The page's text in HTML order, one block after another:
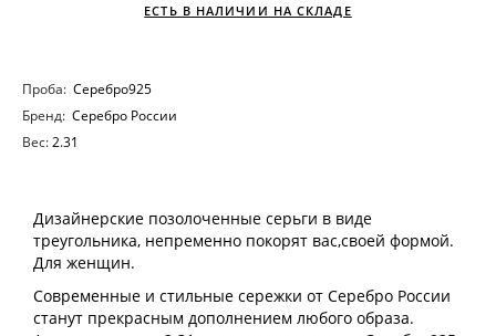
ЕСТЬ В НАЛИЧИИ НА СКЛАДЕ
Проба: Серебро925
Бренд: Серебро России
Вес:2.31
Дизайнерские позолоченные серьги в виде
треугольника, непременно покорят вас,своей формой.
Для женщин.
Современные и стильные сережки от Серебро России
станут прекрасным дополнением любого образа.